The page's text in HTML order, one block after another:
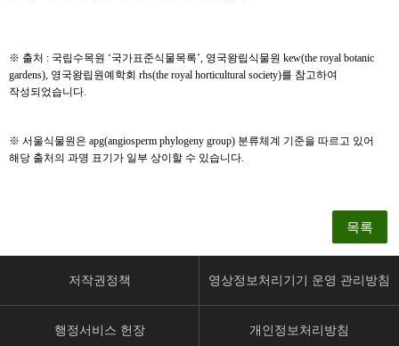
※ 출처 : 국립수목원 ‘국가표준식물목록’, 영국왕립식물원 kew(the royal botanic
gardens), 영국왕립원예학회 rhs(the royal horticultural society)를 참고하여
작성되었습니다.
※ 서울식물원은 apg(angiosperm phylogeny group) 분류체계 기준을 따르고 있어
해당 출처의 과명 표기가 일부 상이할 수 있습니다.
목록
저작권정책 영상정보처리기기 운영 관리방침
행정서비스 헌장 개인정보처리방침